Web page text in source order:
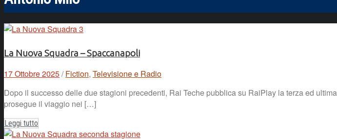
La Nuova Squadra – Spaccanapoli
17 Ottobre 2025/ Fiction, Televisione e Radio
Dopo il successo delle due stagioni precedenti, Rai Teche pubblica su RaiPlay la terza ed
prosegue il viaggio nei […]
Leggi tutto